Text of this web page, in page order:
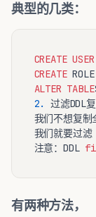
典型的几类：
CREATE USER
CREATE
ALTER TABLE
2.
过滤DDL
我们不想复
我们就要过
注意：DDL
有两种方法，